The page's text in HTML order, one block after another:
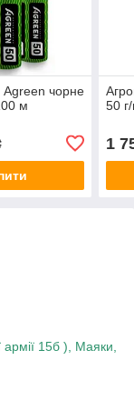
Agreen чорне
м
50
1
15б ), Маяки,